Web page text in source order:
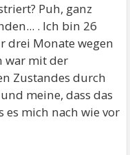
Puh, ganz
. Ich bin 26
drei Monate wegen
war mit der
Zustandes durch
meine, dass das
es mich nach wie vor